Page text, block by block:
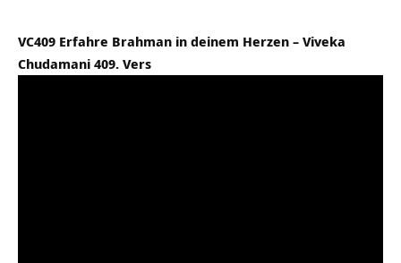
VC409 Erfahre Brahman in deinem Herzen – Viveka
Chudamani 409. Vers